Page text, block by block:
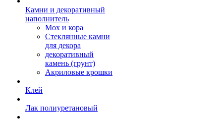
Камни и декоративный
наполнитель
Мох и кора
Стеклянные камни
для декора
декоративный
камень (грунт)
Акриловые крошки
Клей
Лак полиуретановый